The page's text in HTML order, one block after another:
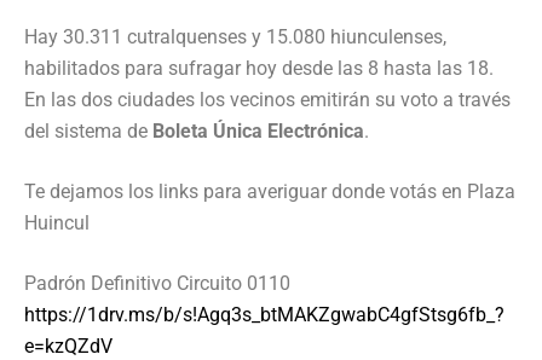
Hay 30.311 cutralquenses y 15.080 hiunculenses,
habilitados para sufragar hoy desde las 8 hasta las 18.
En las dos ciudades los vecinos emitirán su voto a través
del sistema de Boleta Única Electrónica.
Te dejamos los links para averiguar donde votás en Plaza
Huincul
Padrón Definitivo Circuito 0110
https://1drv.ms/b/s!Agq3s_btMAKZgwabC4gfStsg6fb_?
e=kzQZdV